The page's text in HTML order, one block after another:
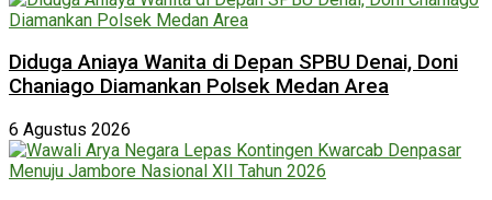
Diduga Aniaya Wanita di Depan SPBU Denai, Doni
Chaniago Diamankan Polsek Medan Area
6 Agustus 2026